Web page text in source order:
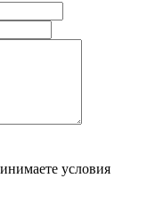
условия